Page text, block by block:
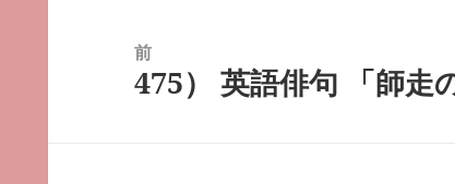
前
前
475） 英語俳句 「師走